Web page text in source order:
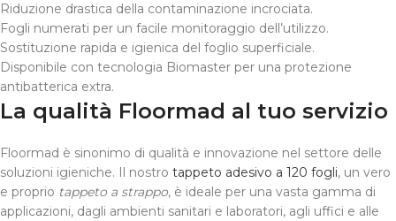
Riduzione drastica della contaminazione incrociata.
Fogli numerati per un facile monitoraggio dell’utilizzo.
Sostituzione rapida e igienica del foglio superficiale.
Disponibile con tecnologia Biomaster per una protezione
antibatterica extra.
La qualità Floormad al tuo servizio
Floormad è sinonimo di qualità e innovazione nel settore delle
soluzioni igieniche. Il nostro tappeto adesivo a 120 fogli, un vero
e proprio tappeto a strappo, è ideale per una vasta gamma di
applicazioni, dagli ambienti sanitari e laboratori, agli uffici e alle